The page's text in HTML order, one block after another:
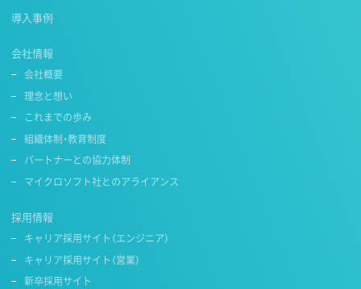
導入事例
会社情報
会社概要
理念と想い
これまでの歩み
組織体制・教育制度
パートナーとの協力体制
マイクロソフト社とのアライアンス
採用情報
キャリア採用サイト（エンジニア）
キャリア採用サイト（営業）
新卒採用サイト